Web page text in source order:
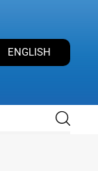
ENGLISH